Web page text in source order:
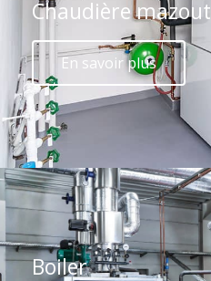
Chaudière mazout
En savoir plus
Boiler